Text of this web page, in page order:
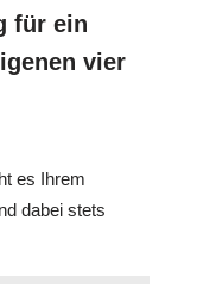
für ein
vier
es Ihrem
dabei stets